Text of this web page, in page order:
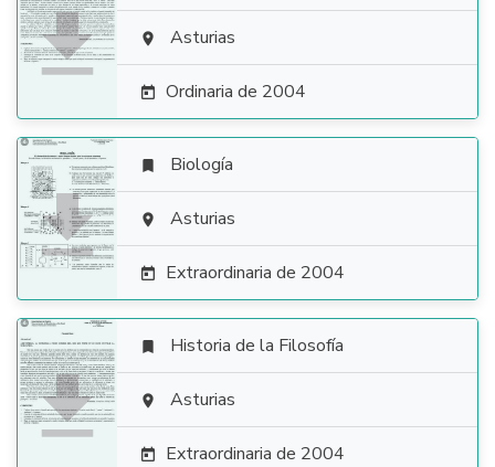
  Asturias
 Ordinaria de 2004

 Biología
 Asturias
 Extraordinaria de 2004

 Historia de la Filosofía
 Asturias
 Extraordinaria de 2004